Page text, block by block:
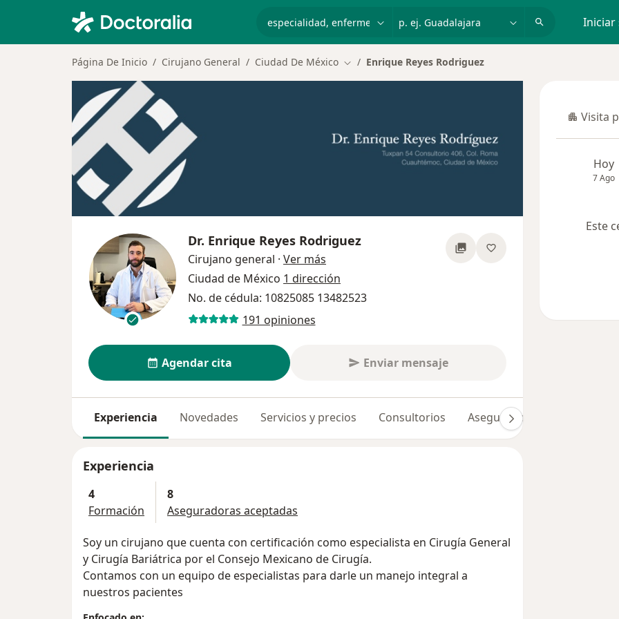
Iniciar
Página De Inicio Cirujano General Ciudad De México Cambiar de ciudad
Enrique Reyes Rodriguez
Dr. Enrique Reyes Rodriguez
Cirujano general · Ver más sobre las especializaciones
Ciudad de México 1 dirección
No. de cédula: 10825085 13482523
191 opiniones
Agendar cita Enviar mensaje
Experiencia Novedades Servicios y precios Consultorios Aseguradoras
Experiencia
4
Formación
8
Aseguradoras aceptadas
Soy un cirujano que cuenta con certificación como especialista en Cirugía General
y Cirugía Bariátrica por el Consejo Mexicano de Cirugía.
Contamos con un equipo de especialistas para darle un manejo integral a
nuestros pacientes
Visita
Visita
Hoy
7 Ago
Este